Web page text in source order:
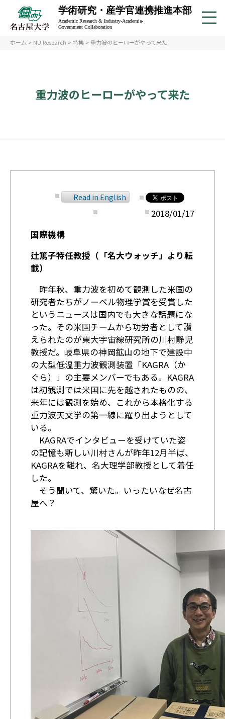
学術研究・産学官連携推進本部
Academic Research & Industry-Academia-
Government Collaboration
重力波のヒーローがやって来た
ホーム > NU Research >特集 > 重力波のヒーローがやって来た
Read in English
2018/01/17
国際機構
辻篤子特任教授（「名大ウォッチ」より転
載）
昨年秋、重力波を初めて観測した米国の
研究者たちがノーベル物理学賞を受賞した
というニュースは国内でも大きな話題にな
った。その米国チームから功労者として讃
えられたのが東大宇宙線研究所の川村静児
教授だ。岐阜県の神岡鉱山の地下で建設中
の大型低温重力波観測装置「KAGRA（か
ぐら）」の主要メンバーでもある。KAGRA
は初観測では米国に先を越されたものの、
来年には観測を始め、これから本格化する
重力波天文学の第一線に躍り出ようとして
いる。
KAGRAでインタビューを受けていた姿
の記憶も新しい川村さんが昨年12月半ば、
KAGRAを離れ、名大理学部教授として着任
した。
そう聞いて、驚いた。いったいなぜ名古
屋へ？